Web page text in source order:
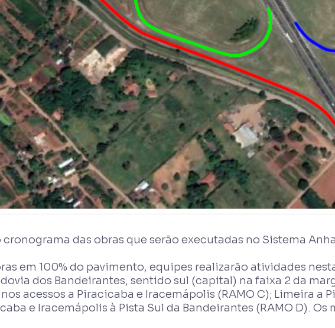
cronograma das obras que serão executadas no Sistema
em 100% do pavimento, equipes realizarão atividades
dos Bandeirantes, sentido sul (capital) na faixa 2 da
acessos a Piracicaba e Iracemápolis (RAMO C); Limeira a
e Iracemápolis à Pista Sul da Bandeirantes (RAMO D).